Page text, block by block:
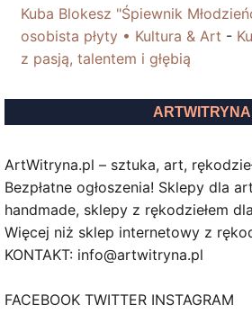
Kuba Blokesz "Śpiewnik
osobista płyty • Kultura & Art -
z pasją, talentem i głębią
ARTWITRYNA
ArtWitryna.pl – sztuka, art,
Bezpłatne ogłoszenia! Sklepy dla
handmade, sklepy z rękodziełem
Więcej niż sklep internetowy z
KONTAKT: info@artwitryna.pl
FACEBOOK TWITTER INSTAGRAM